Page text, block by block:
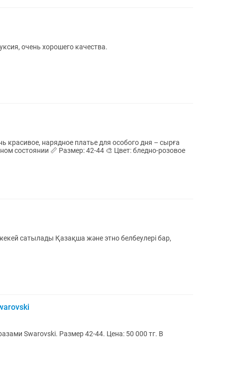
очень хорошего качества.
красивое, нарядное платье для особого дня – сырға
состоянии 📏 Размер: 42-44 🎨 Цвет: бледно-розовое
этно белбеулері бар,
Swarovski. Размер 42-44. Цена: 50 000 тг. В